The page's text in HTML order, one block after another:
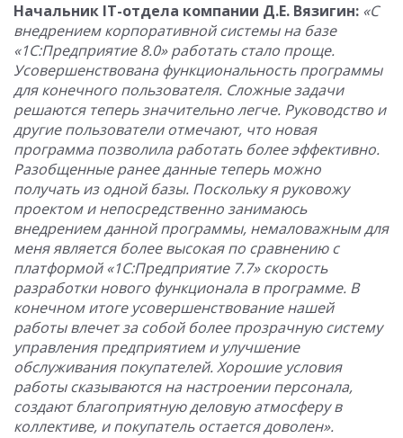
Начальник IT-отдела компании Д.Е. Вязигин: «С
внедрением корпоративной системы на базе
«1С:Предприятие 8.0» работать стало проще.
Усовершенствована функциональность программы
для конечного пользователя. Сложные задачи
решаются теперь значительно легче. Руководство и
другие пользователи отмечают, что новая
программа позволила работать более эффективно.
Разобщенные ранее данные теперь можно
получать из одной базы. Поскольку я руковожу
проектом и непосредственно занимаюсь
внедрением данной программы, немаловажным для
меня является более высокая по сравнению с
платформой «1С:Предприятие 7.7» скорость
разработки нового функционала в программе. В
конечном итоге усовершенствование нашей
работы влечет за собой более прозрачную систему
управления предприятием и улучшение
обслуживания покупателей. Хорошие условия
работы сказываются на настроении персонала,
создают благоприятную деловую атмосферу в
коллективе, и покупатель остается доволен».